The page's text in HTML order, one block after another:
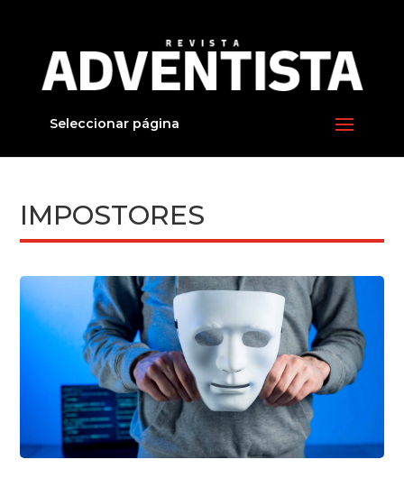
Seleccionar página
IMPOSTORES